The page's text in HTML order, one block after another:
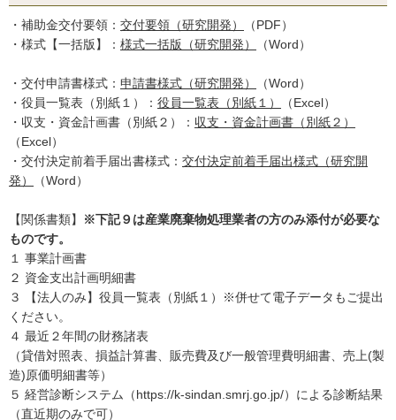
・補助金交付要領： 交付要領（研究開発）
（PDF）
・様式【一括版】： 様式一括版（研究開発） （Word）
・交付申請書様式： 申請書様式（研究開発）
（Word）
・役員一覧表（別紙１）： 役員一覧表（別紙１）
（Excel）
・収支・資金計画書（別紙２）： 収支・資金計画書（別紙２）
（Excel）
・交付決定前着手届出書様式： 交付決定前着手届出様式（研究開
発）
（Word）
【関係書類】
※下記９は産業廃棄物処理業者の方のみ添付が必要な
ものです。
１ 事業計画書
２ 資金支出計画明細書
３ 【法人のみ】役員一覧表（別紙１）※併せて電子データもご提出
ください。
４ 最近２年間の財務諸表
（貸借対照表、損益計算書、販売費及び一般管理費明細書、売上(製
造)原価明細書等）
５ 経営診断システム（https://k-sindan.smrj.go.jp/）による診断結果
（直近期のみで可）